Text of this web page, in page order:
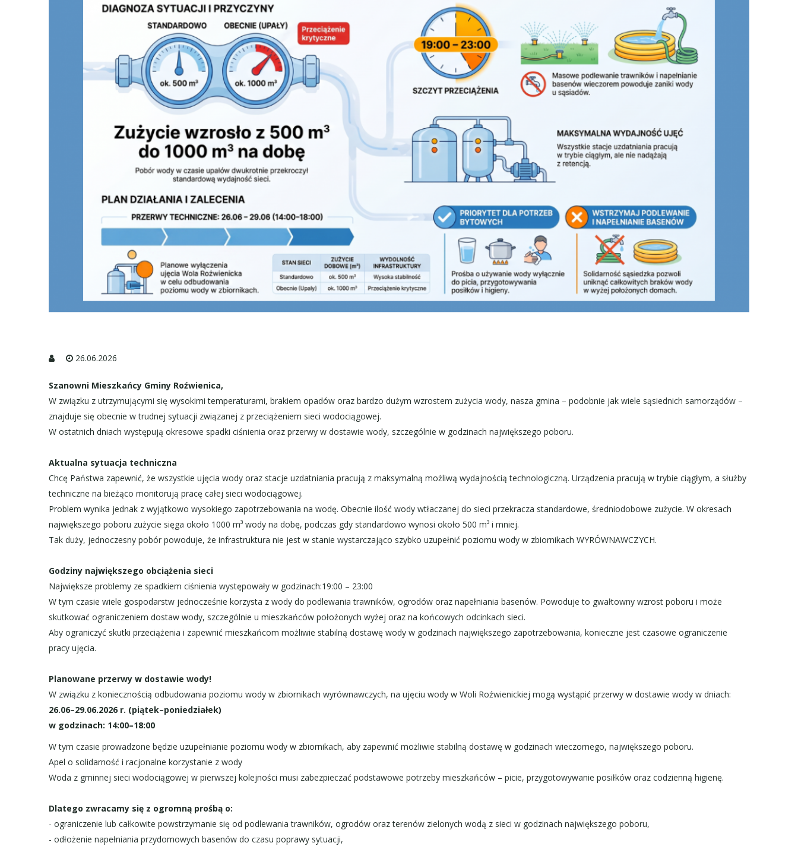
26.06.2026
Szanowni Mieszkańcy Gminy Roźwienica,
W związku z utrzymującymi się wysokimi temperaturami, brakiem opadów oraz bardzo dużym wzrostem zużycia wody, nasza gmina – podobnie jak wiele sąsiednich samorządów –
znajduje się obecnie w trudnej sytuacji związanej z przeciążeniem sieci wodociągowej.
W ostatnich dniach występują okresowe spadki ciśnienia oraz przerwy w dostawie wody, szczególnie w godzinach największego poboru.
Aktualna sytuacja techniczna
Chcę Państwa zapewnić, że wszystkie ujęcia wody oraz stacje uzdatniania pracują z maksymalną możliwą wydajnością technologiczną. Urządzenia pracują w trybie ciągłym, a służby
techniczne na bieżąco monitorują pracę całej sieci wodociągowej.
Problem wynika jednak z wyjątkowo wysokiego zapotrzebowania na wodę. Obecnie ilość wody wtłaczanej do sieci przekracza standardowe, średniodobowe zużycie. W okresach
największego poboru zużycie sięga około 1000 m³ wody na dobę, podczas gdy standardowo wynosi około 500 m³ i mniej.
Tak duży, jednoczesny pobór powoduje, że infrastruktura nie jest w stanie wystarczająco szybko uzupełnić poziomu wody w zbiornikach WYRÓWNAWCZYCH.
Godziny największego obciążenia sieci
Największe problemy ze spadkiem ciśnienia występowały w godzinach:19:00 – 23:00
W tym czasie wiele gospodarstw jednocześnie korzysta z wody do podlewania trawników, ogrodów oraz napełniania basenów. Powoduje to gwałtowny wzrost poboru i może
skutkować ograniczeniem dostaw wody, szczególnie u mieszkańców położonych wyżej oraz na końcowych odcinkach sieci.
Aby ograniczyć skutki przeciążenia i zapewnić mieszkańcom możliwie stabilną dostawę wody w godzinach największego zapotrzebowania, konieczne jest czasowe ograniczenie
pracy ujęcia.
Planowane przerwy w dostawie wody!
W związku z koniecznością odbudowania poziomu wody w zbiornikach wyrównawczych, na ujęciu wody w Woli Roźwienickiej mogą wystąpić przerwy w dostawie wody w dniach:
26.06–29.06.2026 r. (piątek–poniedziałek)
w godzinach: 14:00–18:00
W tym czasie prowadzone będzie uzupełnianie poziomu wody w zbiornikach, aby zapewnić możliwie stabilną dostawę w godzinach wieczornego, największego poboru.
Apel o solidarność i racjonalne korzystanie z wody
Woda z gminnej sieci wodociągowej w pierwszej kolejności musi zabezpieczać podstawowe potrzeby mieszkańców – picie, przygotowywanie posiłków oraz codzienną higienę.
Dlatego zwracamy się z ogromną prośbą o:
- ograniczenie lub całkowite powstrzymanie się od podlewania trawników, ogrodów oraz terenów zielonych wodą z sieci w godzinach największego poboru,
- odłożenie napełniania przydomowych basenów do czasu poprawy sytuacji,